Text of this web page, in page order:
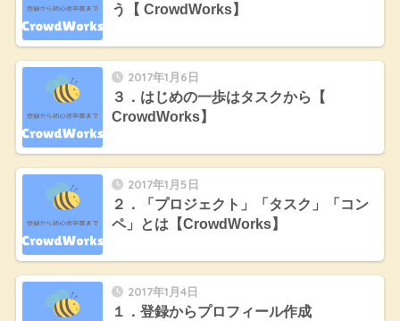
う【 CrowdWorks】
2017年1月6日
３．はじめの一歩はタスクから【
CrowdWorks】
2017年1月5日
２．「プロジェクト」「タスク」「コン
ペ」とは【CrowdWorks】
2017年1月4日
１．登録からプロフィール作成